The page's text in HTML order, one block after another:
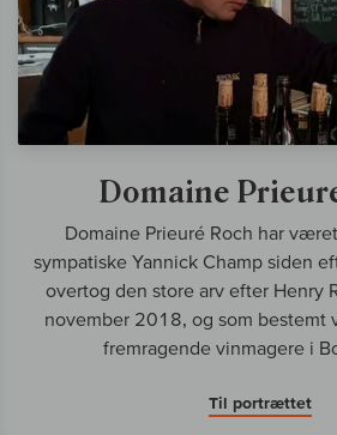
Domaine
Domaine Prieuré Roch har
sympatiske Yannick Champ siden
overtog den store arv efter Henry
november 2018, og som bestemt
fremragende vinmagere i
Til portrættet